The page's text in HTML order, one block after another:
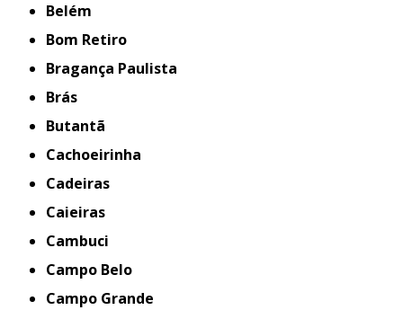
Belém
Bom Retiro
Bragança Paulista
Brás
Butantã
Cachoeirinha
Cadeiras
Caieiras
Cambuci
Campo Belo
Campo Grande